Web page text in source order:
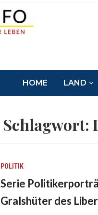
HOME LAND
Schlagwort:
POLITIK
Serie
Gralshüter des